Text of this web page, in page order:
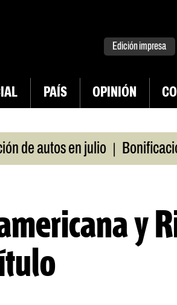
Edición impresa
PAÍS OPINIÓN
autos en julio | Bonificación
y